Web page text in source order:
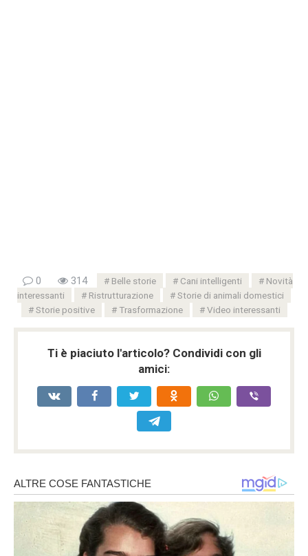
0 314 Belle storie Cani intelligenti
Novità
interessanti
Ristrutturazione
Storie di animali domestici
Storie positive
Trasformazione Video interessanti
Ti è piaciuto l'articolo? Condividi con gli
amici: